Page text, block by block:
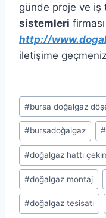
günde proje ve iş
sistemleri firması
http://
iletişime
Post
Tags:
#bursa doğalgaz
#bursadoğalgaz #
#doğalgaz hattı
#doğalgaz montaj
#doğalgaz tesisatı